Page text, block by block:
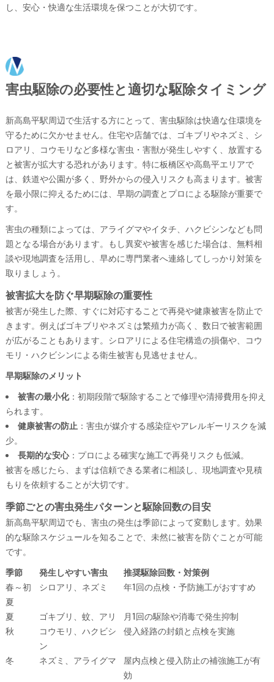
し、安心・快適な生活環境を保つことが大切です。
害虫駆除の必要性と適切な駆除タイミング
新高島平駅周辺で生活する方にとって、害虫駆除は快適な住環境を
守るために欠かせません。住宅や店舗では、ゴキブリやネズミ、シ
ロアリ、コウモリなど多様な害虫・害獣が発生しやすく、放置する
と被害が拡大する恐れがあります。特に板橋区や高島平エリアで
は、鉄道や公園が多く、野外からの侵入リスクも高まります。被害
を最小限に抑えるためには、早期の調査とプロによる駆除が重要で
す。
害虫の種類によっては、アライグマやイタチ、ハクビシンなども問
題となる場合があります。もし異変や被害を感じた場合は、無料相
談や現地調査を活用し、早めに専門業者へ連絡してしっかり対策を
取りましょう。
被害拡大を防ぐ早期駆除の重要性
被害が発生した際、すぐに対応することで再発や健康被害を防止で
きます。例えばゴキブリやネズミは繁殖力が高く、数日で被害範囲
が広がることもあります。シロアリによる住宅構造の損傷や、コウ
モリ・ハクビシンによる衛生被害も見逃せません。
早期駆除のメリット
被害の最小化：初期段階で駆除することで修理や清掃費用を抑え
られます。
健康被害の防止 ：害虫が媒介する感染症やアレルギーリスクを減
少。
長期的な安心：プロによる確実な施工で再発リスクも低減。
被害を感じたら、まずは信頼できる業者に相談し、現地調査や見積
もりを依頼することが大切です。
季節ごとの害虫発生パターンと駆除回数の目安
新高島平駅周辺でも、害虫の発生は季節によって変動します。効果
的な駆除スケジュールを知ることで、未然に被害を防ぐことが可能
です。
季節
発生しやすい害虫
推奨駆除回数・対策例
春～初
夏
シロアリ、ネズミ 年1回の点検・予防施工がおすすめ
夏 ゴキブリ、蚊、アリ
月1回の駆除や消毒で発生抑制
秋
コウモリ、ハクビシ
ン
侵入経路の封鎖と点検を実施
冬 ネズミ、アライグマ
屋内点検と侵入防止の補強施工が有
効